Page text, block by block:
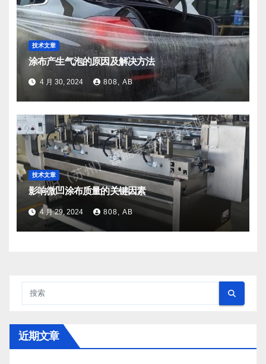
技术文章
涂布产生气泡的原因及解决方法
4 月 30, 2024 808, AB
技术文章
影响微凹涂布质量的关键因素
4 月 29, 2024 808, AB
近期文章